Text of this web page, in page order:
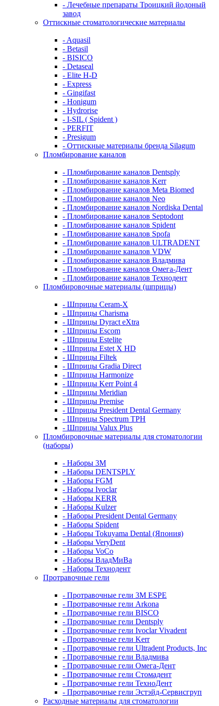
- Лечебные препараты Троицкий йодоный
завод
Оттискные стоматологические материалы
- Aquasil
- Betasil
- BISICO
- Detaseal
- Elite H-D
- Express
- Gingifast
- Honigum
- Hydrorise
- I-SIL ( Spident )
- PERFIT
- Presigum
- Оттискные материалы бренда Silagum
Пломбирование каналов
- Пломбирование каналов Dentsply
- Пломбирование каналов Kerr
- Пломбирование каналов Meta Biomed
- Пломбирование каналов Neo
- Пломбирование каналов Nordiska Dental
- Пломбирование каналов Septodont
- Пломбирование каналов Spident
- Пломбирование каналов Spofa
- Пломбирование каналов ULTRADENT
- Пломбирование каналов VDW
- Пломбирование каналов Владмива
- Пломбирование каналов Омега-Дент
- Пломбирование каналов Технодент
Пломбировочные материалы (шприцы)
- Шприцы Ceram-X
- Шприцы Charisma
- Шприцы Dyract eXtra
- Шприцы Escom
- Шприцы Estelite
- Шприцы Estet X HD
- Шприцы Filtek
- Шприцы Gradia Direct
- Шприцы Harmonize
- Шприцы Kerr Point 4
- Шприцы Meridian
- Шприцы Premise
- Шприцы President Dental Germany
- Шприцы Spectrum TPH
- Шприцы Valux Plus
Пломбировочные материалы для стоматологии
(наборы)
- Наборы 3М
- Наборы DENTSPLY
- Наборы FGM
- Наборы Ivoclar
- Наборы KERR
- Наборы Kulzer
- Наборы President Dental Germany
- Наборы Spident
- Наборы Tokuyama Dental (Япония)
- Наборы VeryDent
- Наборы VoCo
- Наборы ВладМиВа
- Наборы Технодент
Протравочные гели
- Протравочные гели 3М ESPE
- Протравочные гели Arkona
- Протравочные гели BISCO
- Протравочные гели Dentsply
- Протравочные гели Ivoclar Vivadent
- Протравочные гели Kerr
- Протравочные гели Ultradent Products, Inc
- Протравочные гели Владмива
- Протравочные гели Омега-Дент
- Протравочные гели Стомадент
- Протравочные гели ТехноДент
- Протравочные гели Эстэйд-Сервисгруп
Расходные материалы для стоматологии